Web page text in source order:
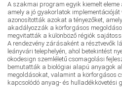
A szakmai program egyik kiemelt
amely a jó gyakorlatok
azonosították azokat a tényezőket,
akadályozzák a körforgásos
megvitatták a különböző régiók
A rendezvény zárásaként a résztvevők
leányvári telephelyén, ahol betekintést
ökodesign szemléletű csomagolási
bemutatták a biológiai alapú anyagok
megoldásokat, valamint a körforgásos
kapcsolódó anyag- és hulladékkövetési